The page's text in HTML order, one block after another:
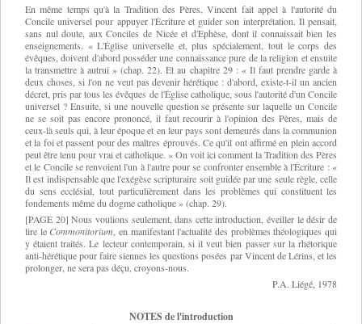
En même temps qu'à la Tradition des Pères, Vincent fait appel à l'autorité du
Concile universel pour appuyer l'Écriture et guider son interprétation. Il pensait,
sans nul doute, aux Conciles de Nicée et d'Ephèse, dont il connaissait bien les
enseignements. « L'Église universelle et, plus spécialement, tout le corps des
évêques, doivent d'abord posséder une connaissance pure de la religion et ensuite
la transmettre à autrui » (chap. 22). Et au chapitre 29 : « Il faut prendre garde à
deux choses, si l'on ne veut pas devenir hérétique : d'abord, existe-t-il un ancien
décret, pris par tous les évêques de l'Église catholique, sous l'autorité d'un Concile
universel ? Ensuite, si une nouvelle question se présente sur laquelle un Concile
ne se soit pas encore prononcé, il faut recourir à l'opinion des Pères, mais de
ceux-là seuls qui, à leur époque et en leur pays sont demeurés dans la communion
et la foi et passent pour des maîtres éprouvés. Ce qu'il ont affirmé en plein accord
peut être tenu pour vrai et catholique. » On voit ici comment la Tradition des Pères
et le Concile se renvoient l'un à l'autre pour se confronter ensemble à l'Écriture : «
Il est indispensable que l'exégèse scripturaire soit guidée par une seule règle, celle
du sens ecclésial, tout particulièrement dans les problèmes qui constituent les
fondements même du dogme catholique » (chap. 29).
[PAGE 20] Nous voulions seulement, dans cette introduction, éveiller le désir de
lire le Commonitorium , en manifestant l'actualité des problèmes théologiques qui
y étaient traités. Le lecteur contemporain, si il veut bien passer sur la rhétorique
anti-hérétique pour faire siennes les questions posées par Vincent de Lérins, et les
prolonger, ne sera pas déçu, croyons-nous.
P.A. Liégé, 1978
NOTES de l'introduction